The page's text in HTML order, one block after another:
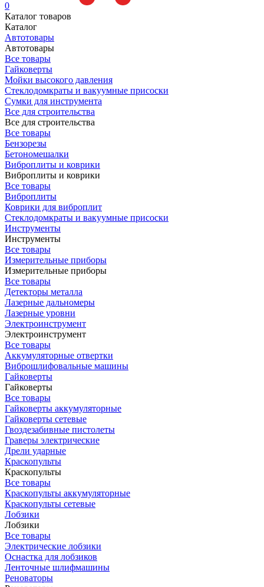
0
Каталог товаров
Каталог
Автотовары
Автотовары
Все товары
Гайковерты
Мойки высокого давления
Стеклодомкраты и вакуумные присоски
Сумки для инструмента
Все для строительства
Все для строительства
Все товары
Бензорезы
Бетономешалки
Виброплиты и коврики
Виброплиты и коврики
Все товары
Виброплиты
Коврики для виброплит
Стеклодомкраты и вакуумные присоски
Инструменты
Инструменты
Все товары
Измерительные приборы
Измерительные приборы
Все товары
Детекторы металла
Лазерные дальномеры
Лазерные уровни
Электроинструмент
Электроинструмент
Все товары
Аккумуляторные отвертки
Виброшлифовальные машины
Гайковерты
Гайковерты
Все товары
Гайковерты аккумуляторные
Гайковерты сетевые
Гвоздезабивные пистолеты
Граверы электрические
Дрели ударные
Краскопульты
Краскопульты
Все товары
Краскопульты аккумуляторные
Краскопульты сетевые
Лобзики
Лобзики
Все товары
Электрические лобзики
Оснастка для лобзиков
Ленточные шлифмашины
Реноваторы